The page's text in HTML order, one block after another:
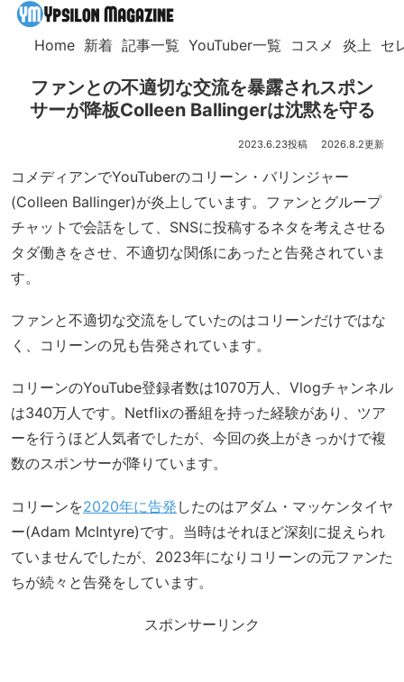
Home 新着 記事一覧 YouTuber一覧 コスメ 炎上 セ
ファンとの不適切な交流を暴露されスポン
サーが降板Colleen Ballingerは沈黙を守る
2023.6.23 2026.8.2
コメディアンでYouTuberのコリーン・バリンジャー
(Colleen Ballinger)が炎上しています。ファンとグループ
チャットで会話をして、SNSに投稿するネタを考えさせる
タダ働きをさせ、不適切な関係にあったと告発されていま
す。
ファンと不適切な交流をしていたのはコリーンだけではな
く、コリーンの兄も告発されています。
コリーンのYouTube登録者数は1070万人、Vlogチャンネル
は340万人です。Netflixの番組を持った経験があり、ツア
ーを行うほど人気者でしたが、今回の炎上がきっかけで複
数のスポンサーが降りています。
コリーンを2020年に告発 したのはアダム・マッケンタイヤ
ー(Adam McIntyre)です。当時はそれほど深刻に捉えられ
ていませんでしたが、2023年になりコリーンの元ファンた
ちが続々と告発をしています。
スポンサーリンク